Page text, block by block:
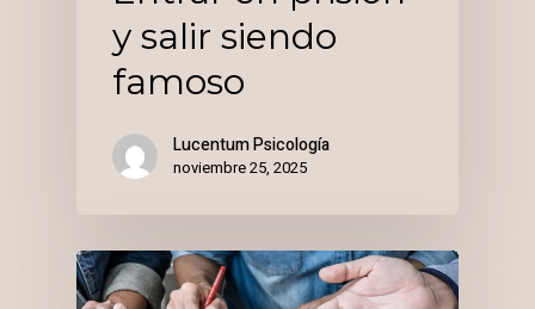
y salir siendo
famoso
Lucentum Psicología
noviembre 25, 2025